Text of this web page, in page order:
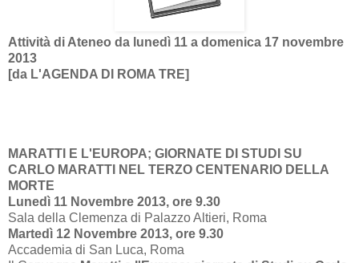
Attività di Ateneo da lunedì 11 a domenica 17 novembre
2013
[da L'AGENDA DI ROMA TRE]
MARATTI E L'EUROPA; GIORNATE DI STUDI SU
CARLO MARATTI NEL TERZO CENTENARIO DELLA
MORTE
Lunedì 11 Novembre 2013, ore 9.30
Sala della Clemenza di Palazzo Altieri, Roma
Martedì 12 Novembre 2013, ore 9.30
Accademia di San Luca, Roma